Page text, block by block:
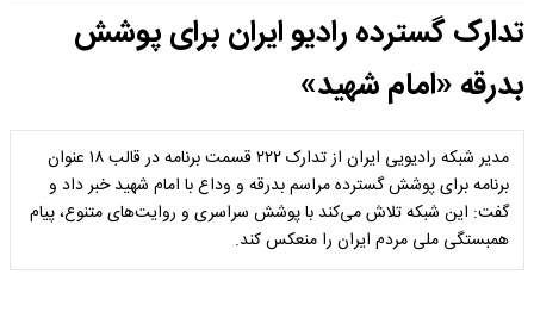
تدارک گسترده رادیو ایران برای پوشش
بدرقه «امام شهید»
مدیر شبکه رادیویی ایران از تدارک ۲۲۲ قسمت برنامه در قالب ۱۸ عنوان
برنامه برای پوشش گسترده مراسم بدرقه و وداع با امام شهید خبر داد و
گفت: این شبکه تلاش می‌کند با پوشش سراسری و روایت‌های متنوع، پیام
همبستگی ملی مردم ایران را منعکس کند.